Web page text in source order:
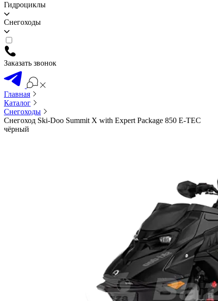
Гидроциклы
Снегоходы
Заказать звонок
Главная
Каталог
Снегоходы
Снегоход Ski-Doo Summit X with Expert Package 850 E-TEC
чёрный